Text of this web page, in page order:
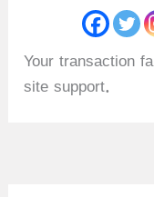
Your transaction
site support.